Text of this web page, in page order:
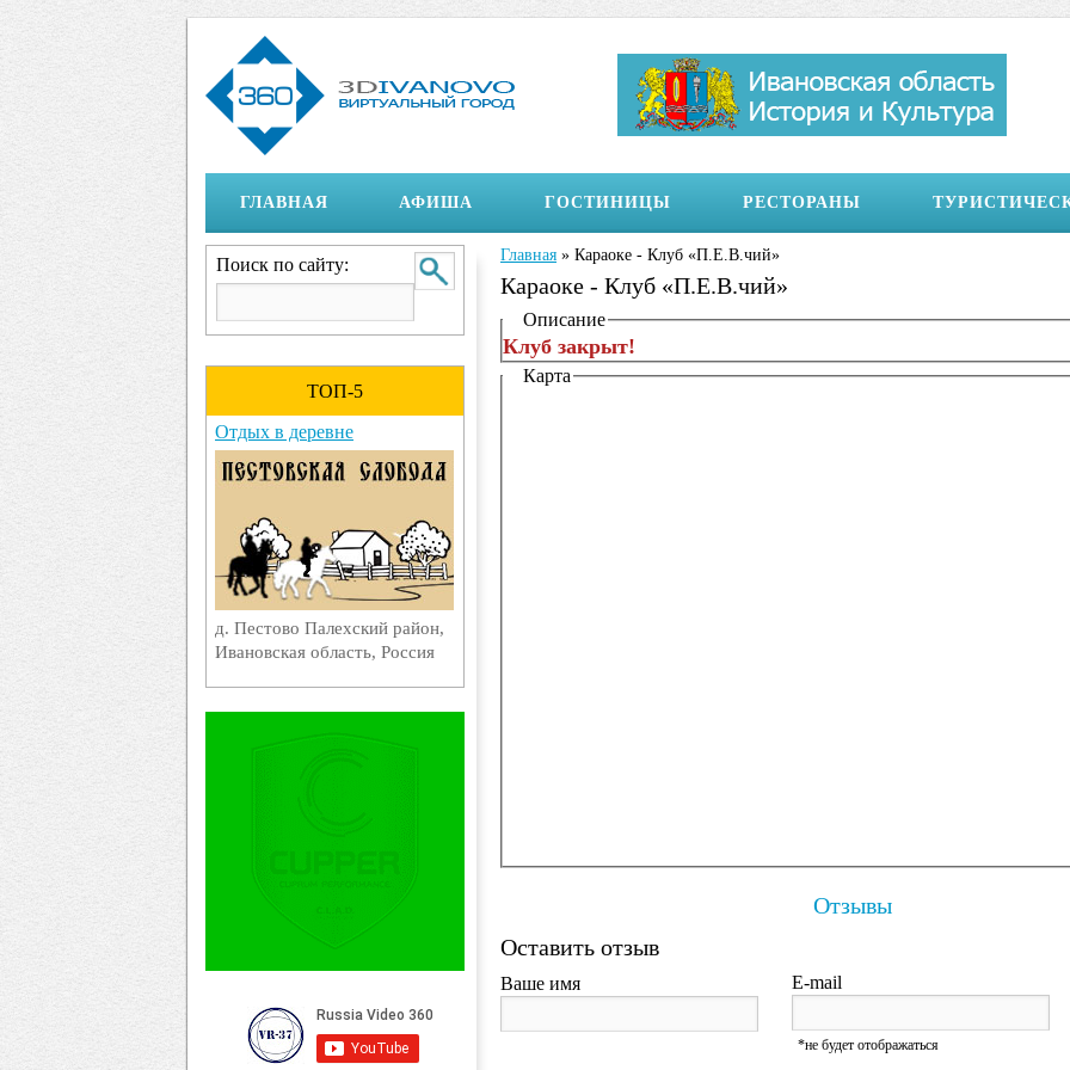
ГЛАВНАЯ АФИША ГОСТИНИЦЫ РЕСТОРАНЫ
Вы здесь
Главная » Караоке - Клуб «П.Е.В.чий»
Караоке - Клуб «П.Е.В.чий»
Отображение на странице
Описание
Клуб закрыт!
Карта
Отзывы
Оставить отзыв
Ваше имя E-mail
*не будет отображаться
Поиск по сайту:
ТОП-5
Отдых в деревне
д. Пестово Палехский район,
Ивановская область, Россия